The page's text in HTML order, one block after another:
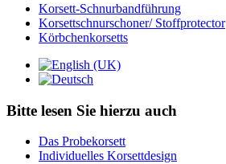
Korsett-Schnurbandführung
Korsettschnurschoner/ Stoffprotector
Körbchenkorsetts
Bitte lesen Sie hierzu auch
Das Probekorsett
Individuelles Korsettdesign